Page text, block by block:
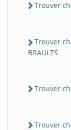
Trouver
Trouver
BRAULTS
Trouver
Trouver